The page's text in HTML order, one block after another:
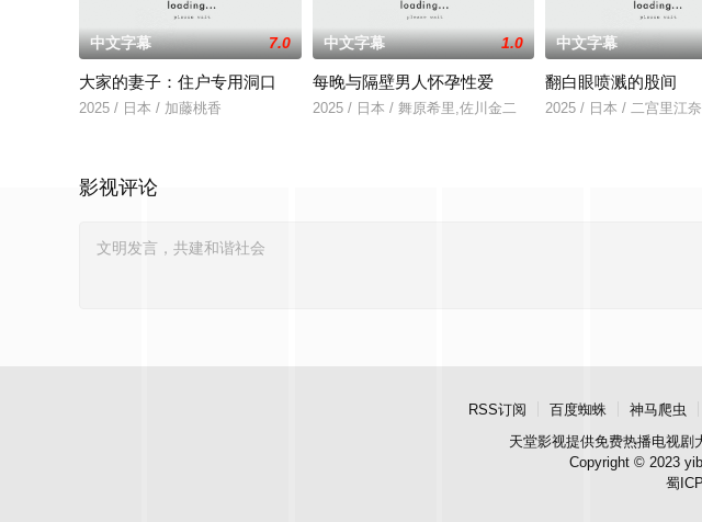
中文字幕 7.0
大家的妻子：住户专用洞口
2025 / 日本 / 加藤桃香
中文字幕 1.0
每晚与隔壁男人怀孕性爱
2025 / 日本 / 舞原希里,佐川金二
中文字幕
翻白眼喷溅的股间
2025 / 日本 / 二宫里江奈
影视评论
RSS订阅 百度蜘蛛 神马爬虫
天堂影视提供免费热播电视剧
Copyright © 2023
蜀